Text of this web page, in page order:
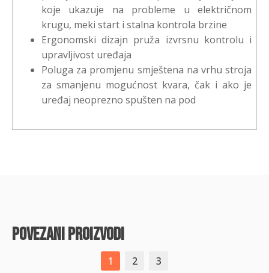
koje ukazuje na probleme u električnom
krugu, meki start i stalna kontrola brzine
Ergonomski dizajn pruža izvrsnu kontrolu i
upravljivost uređaja
Poluga za promjenu smještena na vrhu stroja
za smanjenu mogućnost kvara, čak i ako je
uređaj neoprezno spušten na pod
povezani proizvodi
1 2
3